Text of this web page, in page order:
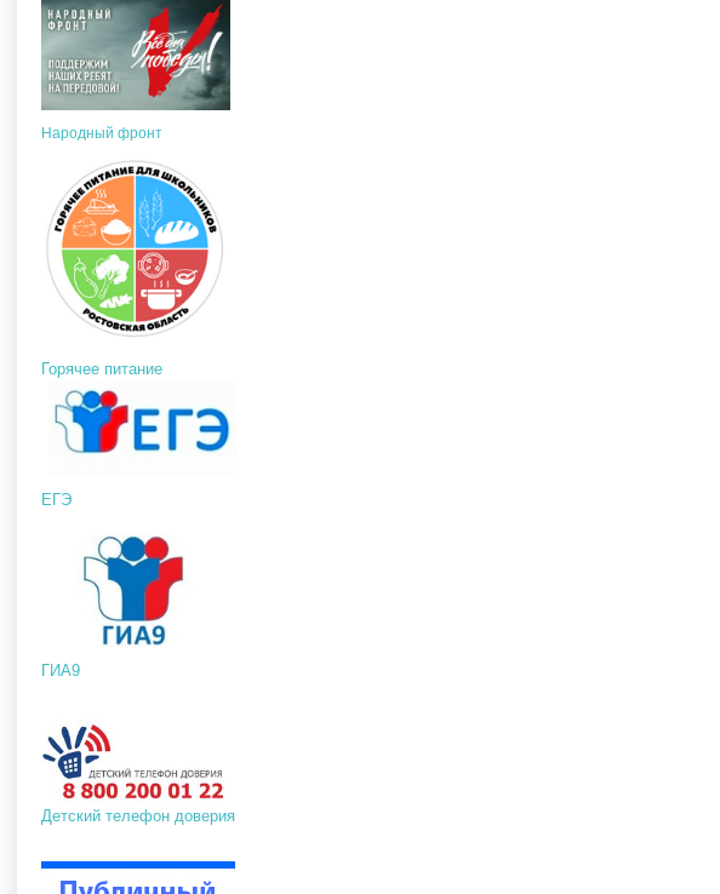
Народный фронт
Горячее питание
ЕГЭ
ГИА9
Детский телефон доверия